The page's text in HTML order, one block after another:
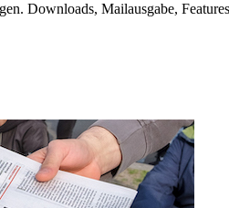
Downloads, Mailausgabe,